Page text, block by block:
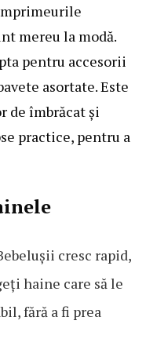
mereu la modă.
pentru accesorii
asortate. Este
de îmbrăcat și
practice, pentru a
cresc rapid,
haine care să le
fără a fi prea